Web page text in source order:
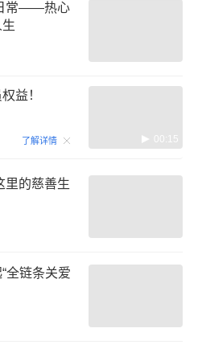
常——热心
益！
了解详情 00:15
里的慈善生
全链条关爱